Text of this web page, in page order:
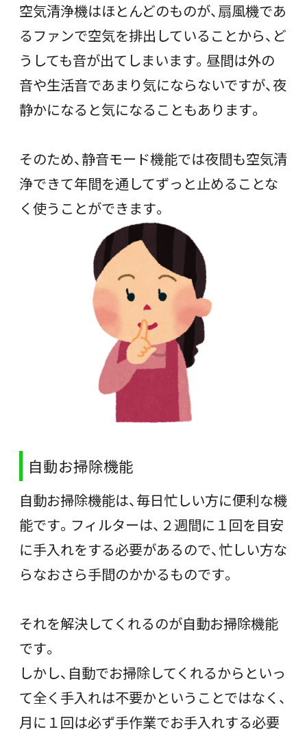
空気清浄機はほとんどのものが、扇風機であ
るファンで空気を排出していることから、ど
うしても音が出てしまいます。昼間は外の
音や生活音であまり気にならないですが、夜
静かになると気になることもあります。
そのため、静音モード機能では夜間も空気清
浄できて年間を通してずっと止めることな
く使うことができます。
自動お掃除機能
自動お掃除機能は、毎日忙しい方に便利な機
能です。フィルターは、２週間に１回を目安
に手入れをする必要があるので、忙しい方な
らなおさら手間のかかるものです。
それを解決してくれるのが自動お掃除機能
です。
しかし、自動でお掃除してくれるからといっ
て全く手入れは不要かということではなく、
月に１回は必ず手作業でお手入れする必要